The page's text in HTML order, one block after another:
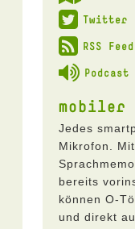
Twitter
RSS Feed
Podcast
mobiler
Jedes
Mikrofon.
bereits
können O-
und direkt